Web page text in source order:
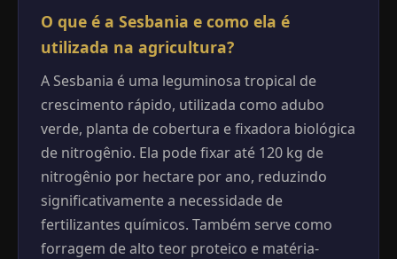
O que é a Sesbania e como ela é
utilizada na agricultura?
A Sesbania é uma leguminosa tropical de
crescimento rápido, utilizada como adubo
verde, planta de cobertura e fixadora biológica
de nitrogênio. Ela pode fixar até 120 kg de
nitrogênio por hectare por ano, reduzindo
significativamente a necessidade de
fertilizantes químicos. Também serve como
forragem de alto teor proteico e matéria-